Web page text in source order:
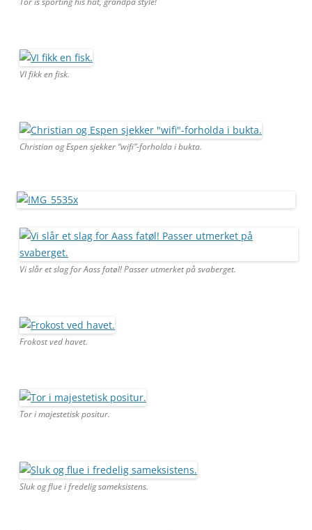
VI fikk en fisk.
Christian og Espen sjekker “wifi”-forholda i bukta.
Vi slår et slag for Aass fatøl! Passer utmerket på svaberget.
Frokost ved havet.
Tor i majestetisk positur.
Sluk og flue i fredelig sameksistens.